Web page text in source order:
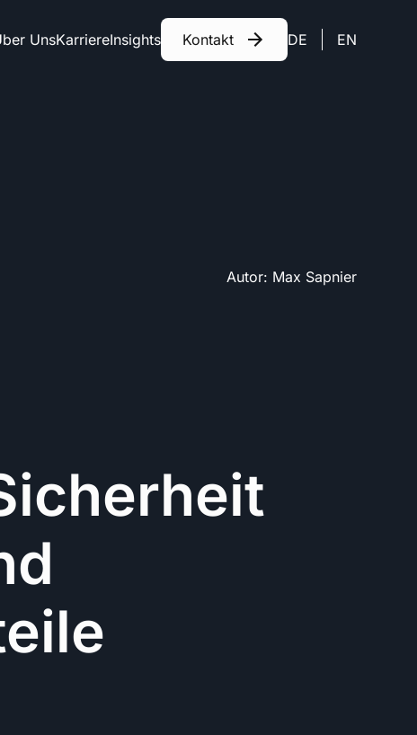
UnsKarriereInsights Kontakt DE EN
Autor: Max Sapnier